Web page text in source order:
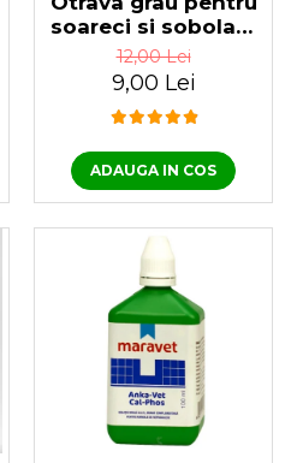
soareci si sobolani
Prodiorat 200 gr
12,00 Lei
9,00 Lei
ADAUGA IN COS